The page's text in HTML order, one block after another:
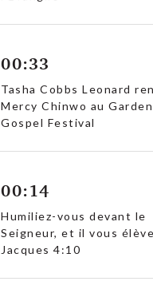
00:33
Tasha Cobbs Leonard
Mercy Chinwo au Garden
Gospel Festival
00:14
Humiliez-vous devant le
Seigneur, et il vous
Jacques 4:10